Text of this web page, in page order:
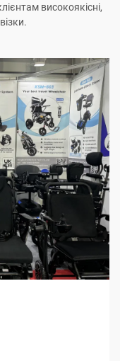
високоякісні,